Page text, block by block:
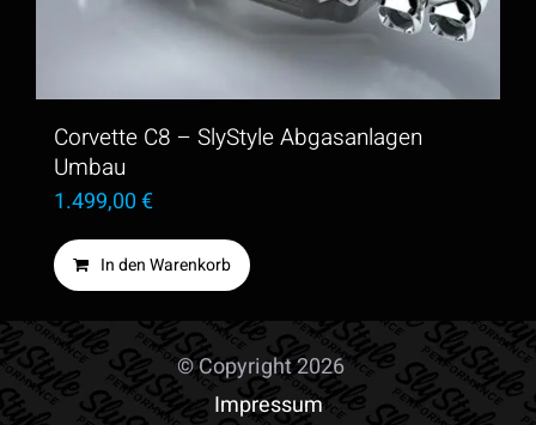
Corvette C8 – SlyStyle Abgasanlagen
Umbau
1.499,00€
In den Warenkorb
© Copyright 2026
Impressum